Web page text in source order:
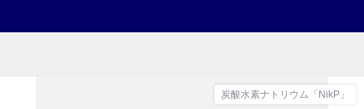
炭酸水素ナトリウム「NikP」